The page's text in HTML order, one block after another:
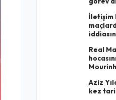
İletişim
Real
Aziz
kez